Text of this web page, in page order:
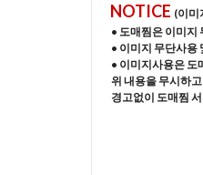
NOTICE (이미
• 도매찜은 이미지
• 이미지 무단사용
• 이미지사용은 도
위 내용을 무시하
경고없이 도매찜